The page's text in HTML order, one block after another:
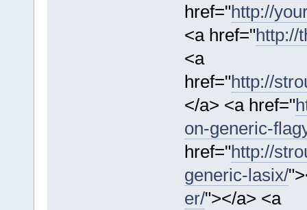
href="http://
<a href="http://
<a
href="http://
</a> <a href="
on-generic-
href="http://
generic-lasix/
er/"></a> <a